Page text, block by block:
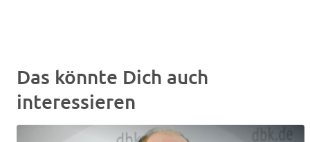
Das könnte Dich auch
interessieren